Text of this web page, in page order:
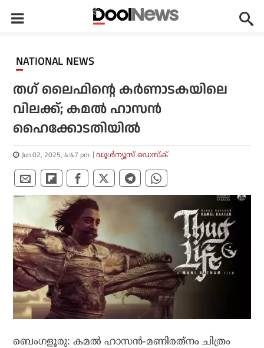
NATIONAL NEWS
തഗ് ലൈഫിന്റെ കര്‍ണാടകയിലെ
വിലക്ക്; കമല്‍ ഹാസന്‍
ഹൈക്കോടതിയില്‍
Jun 02, 2025, 4:47 pm ഡൂള്‍ന്യൂസ് ഡെസ്‌ക്
ബെംഗളൂരു: കമല്‍ ഹാസന്‍-മണിരത്‌നം ചിത്രം